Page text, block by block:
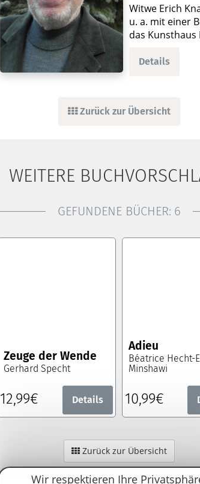
Wir respektieren Ihre
Witwe Erich
u. a. mit einer
das
Details
Zurück zur Übersicht
WEITERE
GEFUNDENE BÜCHER: 6
Zeuge der Wende
Gerhard Specht
12,99€ Details
Adieu
Béatrice Hecht-
Minshawi
10,99€
Zurück zur Übersicht